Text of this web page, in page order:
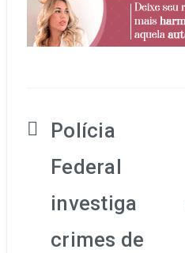
Navegação
de
Post
Polícia
Federal
investiga
crimes de